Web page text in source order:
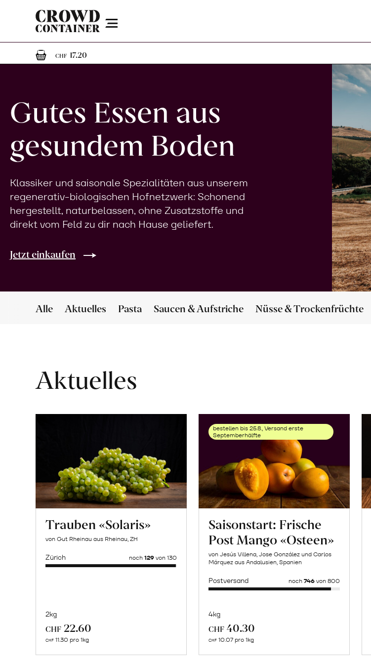
Menu
CHF 17.201 Artikel im Warenkorb
Gutes Essen aus
gesundem Boden
Klassiker und saisonale Spezialitäten aus unserem
regenerativ-biologischen Hofnetzwerk: Schonend
hergestellt, naturbelassen, ohne Zusatzstoffe und
direkt vom Feld zu dir nach Hause geliefert.
Jetzt einkaufen
Alle Aktuelles Pasta Saucen & Aufstriche Nüsse & Trockenfrüchte
Aktuelles
Trauben «Solaris»
von Gut Rheinau aus Rheinau, ZH
Zürich noch 129von 130
2kg
CHF 22.60
CHF 11.30 pro 1kg
Naturbelassene
bestellen bis 25.8., Versand erste
Septemberhälfte
Saisonstart: Frische
Post Mango «Osteen»
von Jesús Villena, Jose González und Carlos
Márquez aus Andalusien, Spanien
Postversand noch 746von 800
4kg
CHF 40.30
CHF 10.07 pro 1kg
Naturbelassene